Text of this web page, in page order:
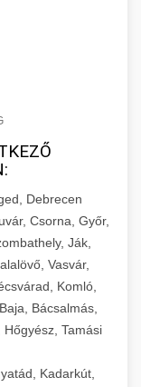
Debrecen
Csorna, Győr,
Ják,
Vasvár,
Komló,
Bácsalmás,
Tamási
Kadarkút,